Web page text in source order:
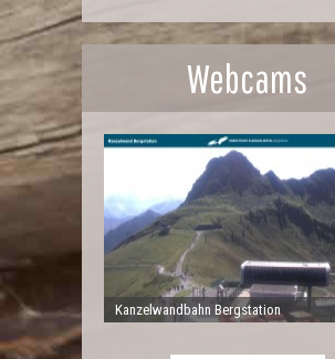
Webcams
Kanzelwandbahn Bergstation